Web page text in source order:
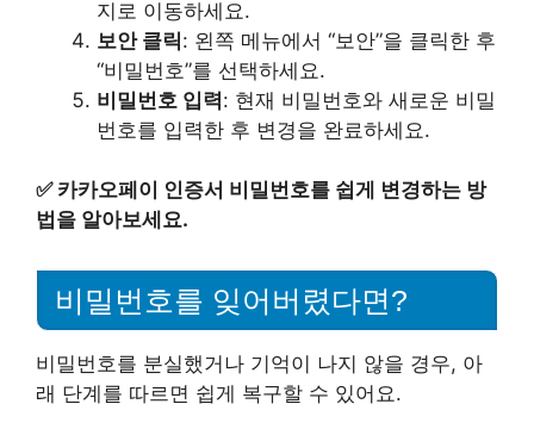
지로 이동하세요.
보안 클릭: 왼쪽 메뉴에서 “보안”을 클릭한 후
“비밀번호”를 선택하세요.
비밀번호 입력: 현재 비밀번호와 새로운 비밀
번호를 입력한 후 변경을 완료하세요.
✅ 카카오페이 인증서 비밀번호를 쉽게 변경하는 방
법을 알아보세요.
비밀번호를 잊어버렸다면?
비밀번호를 분실했거나 기억이 나지 않을 경우, 아
래 단계를 따르면 쉽게 복구할 수 있어요.